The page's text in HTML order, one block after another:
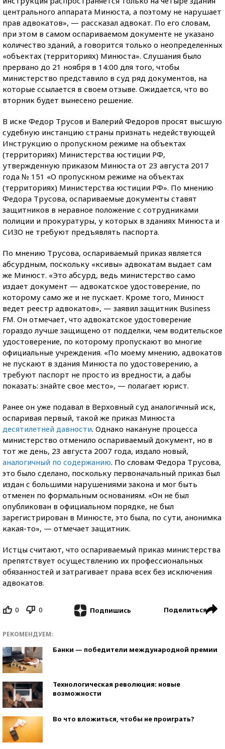
центрального аппарата Минюста, а поэтому не нарушает
прав адвокатов», — рассказал адвокат. По его словам,
при этом в самом оспариваемом документе не указано
количество зданий, а говорится только о неопределенных
«объектах (территориях) Минюста». Слушания было
прервано до 21 ноября в 14:00 для того, чтобы
министерство представило в суд ряд документов, на
которые ссылается в своем отзыве. Ожидается, что во
вторник будет вынесено решение.
В иске Федор Трусов и Валерий Федоров просят высшую
судебную инстанцию страны признать недействующей
Инструкцию о пропускном режиме на объектах
(территориях) Министерства юстиции РФ,
утвержденную приказом Минюста от 23 августа 2017
года № 151 «О пропускном режиме на объектах
(территориях) Министерства юстиции РФ». По мнению
Федора Трусова, оспариваемые документы ставят
защитников в неравное положение с сотрудниками
полиции и прокуратуры, у которых в зданиях Минюста и
СИЗО не требуют предъявлять паспорта.
По мнению Трусова, оспариваемый приказ является
абсурдным, поскольку «ксивы» адвокатам выдает сам
же Минюст. «Это абсурд, ведь министерство само
издает документ — адвокатское удостоверение, по
которому само же и не пускает. Кроме того, Минюст
ведет реестр адвокатов», — заявил защитник Business
FM. Он отмечает, что адвокатское удостоверение
гораздо лучше защищено от подделки, чем водительское
удостоверение, по которому пропускают во многие
официальные учреждения. «По моему мнению, адвокатов
не пускают в здания Минюста по удостоверению, а
требуют паспорт не просто из вредности, а дабы
показать: знайте свое место», — полагает юрист.
Ранее он уже подавал в Верховный суд аналогичный иск,
оспаривая первый, такой же приказ Минюста
десятилетней давности. Однако накануне процесса
министерство отменило оспариваемый документ, но в
тот же день, 23 августа 2007 года, издало новый,
аналогичный по содержанию. По словам Федора Трусова,
это было сделано, поскольку первоначальный приказ был
издан с большими нарушениями закона и мог быть
отменен по формальным основаниям. «Он не был
опубликован в официальном порядке, не был
зарегистрирован в Минюсте, это была, по сути, анонимка
какая-то», — отмечает защитник.
Истцы считают, что оспариваемый приказ министерства
препятствует осуществлению их профессиональных
обязанностей и затрагивает права всех без исключения
адвокатов.
0 0 Подпишись Поделиться
РЕКОМЕНДУЕМ:
Банки — победители международной премии
Технологическая революция: новые
возможности
Во что вложиться, чтобы не проиграть?